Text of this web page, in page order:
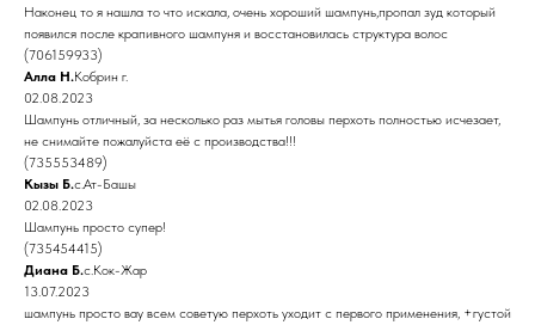
Наконец то я нашла то что искала, очень хороший шампунь,пропал зуд который
появился после крапивного шампуня и восстановилась структура волос
(706159933)
Алла Н.Кобрин г.
02.08.2023
Шампунь отличный, за несколько раз мытья головы перхоть полностью исчезает,
не снимайте пожалуйста её с производства!!!
(735553489)
Кызы Б.с.Ат-Башы
02.08.2023
Шампунь просто супер!
(735454415)
Диана Б.с.Кок-Жар
13.07.2023
шампунь просто вау всем советую перхоть уходит с первого применения, +густой